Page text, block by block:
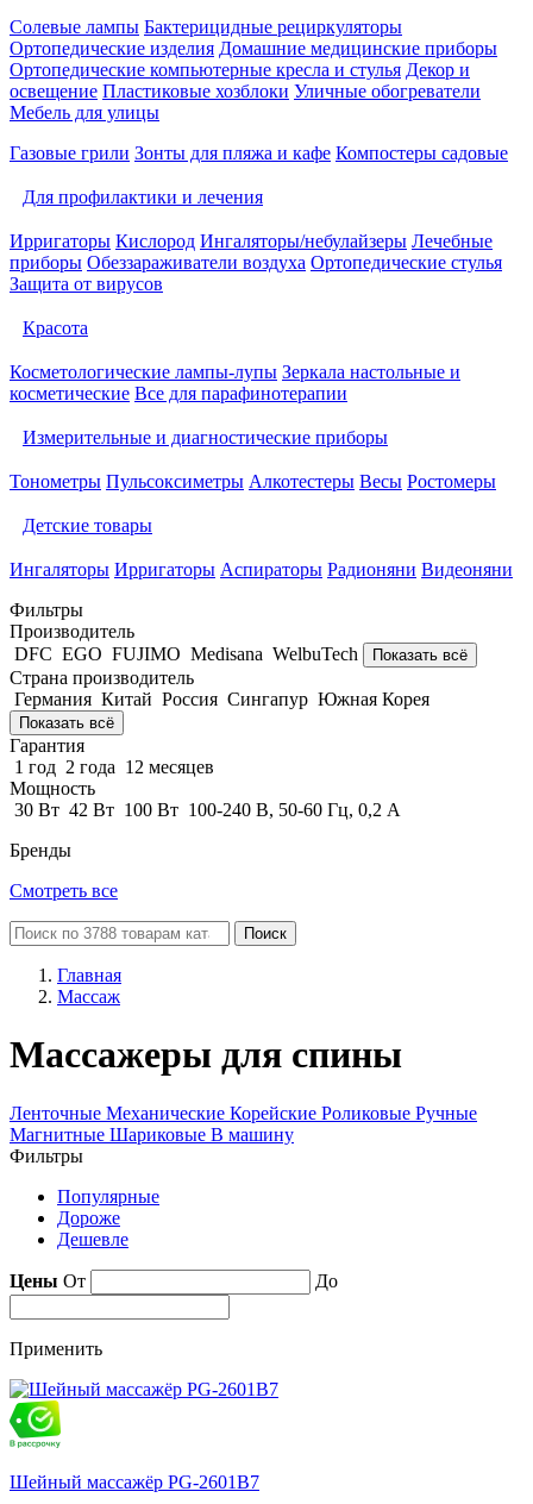
Солевые лампы Бактерицидные рециркуляторы
Ортопедические изделия Домашние медицинские приборы
Ортопедические компьютерные кресла и стулья Декор и
освещение Пластиковые хозблоки Уличные обогреватели
Мебель для улицы
Газовые грили Зонты для пляжа и кафе Компостеры садовые
Для профилактики и лечения
Ирригаторы Кислород Ингаляторы/небулайзеры Лечебные
приборы Обеззараживатели воздуха Ортопедические стулья
Защита от вирусов
Красота
Косметологические лампы-лупы Зеркала настольные и
косметические Все для парафинотерапии
Измерительные и диагностические приборы
Тонометры Пульсоксиметры Алкотестеры Весы Ростомеры
Детские товары
Ингаляторы Ирригаторы Аспираторы Радионяни Видеоняни
Фильтры
Производитель
DFC EGO FUJIMO Medisana WelbuTech Показать всё
Страна производитель
Германия Китай Россия Сингапур Южная Корея
Показать всё
Гарантия
1 год 2 года 12 месяцев
Мощность
30 Вт 42 Вт 100 Вт 100-240 В, 50-60 Гц, 0,2 А
Бренды
Смотреть все
Поиск
Главная
Массаж
Массажеры для спины
Ленточные Механические Корейские Роликовые Ручные
Магнитные Шариковые В машину
Фильтры
Популярные
Дороже
Дешевле
Цены От До
Применить
Шейный массажёр PG-2601B7